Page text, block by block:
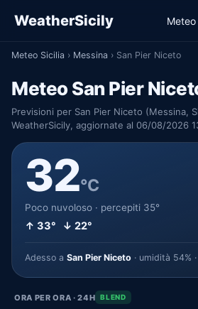
WeatherSicily Meteo
Meteo Sicilia › Messina › San Pier Niceto
Meteo San Pier
Previsioni per San Pier Niceto (Messina,
WeatherSicily, aggiornate al 06/08/2026
32°C
Poco nuvoloso · percepiti 35°
↑ 33° ↓ 22°
Adesso a San Pier Niceto · umidità 54%
ORA PER ORA · 24H BLEND